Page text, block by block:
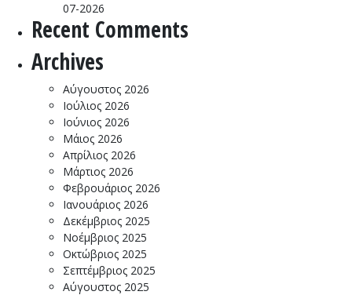
07-2026
Recent Comments
Archives
Αύγουστος 2026
Ιούλιος 2026
Ιούνιος 2026
Μάιος 2026
Απρίλιος 2026
Μάρτιος 2026
Φεβρουάριος 2026
Ιανουάριος 2026
Δεκέμβριος 2025
Νοέμβριος 2025
Οκτώβριος 2025
Σεπτέμβριος 2025
Αύγουστος 2025